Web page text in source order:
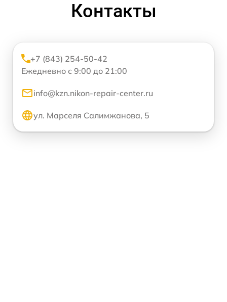
Контакты
+7 (843) 254-50-42
Ежедневно с 9:00 до 21:00
info@kzn.nikon-repair-center.ru
ул. Марселя Салимжанова, 5